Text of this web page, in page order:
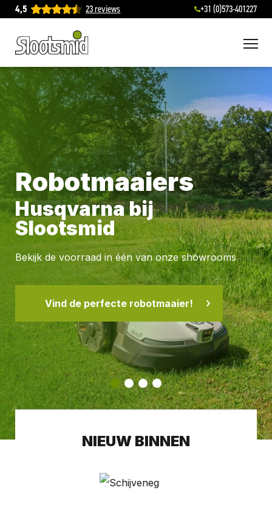
4,5 23 reviews +31 (0)573-401227
Robotmaaiers
Husqvarna bij
Slootsmid
Bekijk de voorraad in één van onze showrooms
Vind de perfecte robotmaaier!
NIEUW BINNEN